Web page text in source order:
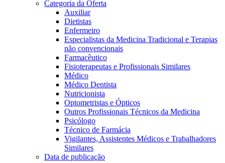
Categoria da Oferta
Auxiliar
Dietistas
Enfermeiro
Especialistas da Medicina Tradicional e Terapias
não convencionais
Farmacêutico
Fisioterapeutas e Profissionais Similares
Médico
Médico Dentista
Nutricionista
Optometristas e Ópticos
Outros Profissionais Técnicos da Medicina
Psicólogo
Técnico de Farmácia
Vigilantes, Assistentes Médicos e Trabalhadores
Similares
Data de publicação